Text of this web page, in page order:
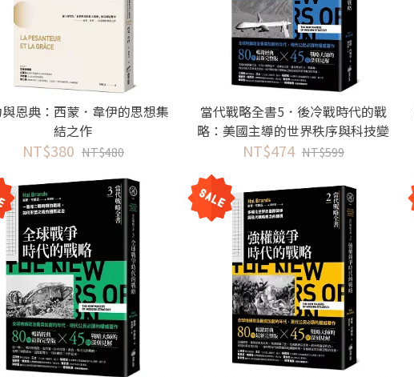
恩典：西蒙．韋伊的思想集
結之作
NT$380 NT$480
當代戰略全書5．後冷戰時代的戰
略：美國主導的世界秩序與科技變
革帶來的全新戰場
NT$474 NT$599